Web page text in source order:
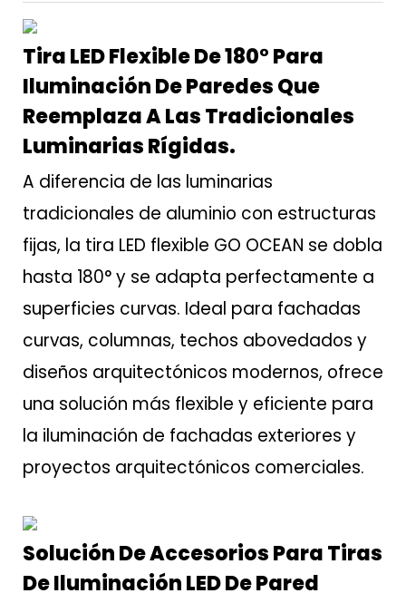
Tira LED Flexible De 180° Para
Iluminación De Paredes Que
Reemplaza A Las Tradicionales
Luminarias Rígidas.
A diferencia de las luminarias
tradicionales de aluminio con estructuras
fijas, la tira LED flexible GO OCEAN se dobla
hasta 180° y se adapta perfectamente a
superficies curvas. Ideal para fachadas
curvas, columnas, techos abovedados y
diseños arquitectónicos modernos, ofrece
una solución más flexible y eficiente para
la iluminación de fachadas exteriores y
proyectos arquitectónicos comerciales.
Solución De Accesorios Para Tiras
De Iluminación LED De Pared